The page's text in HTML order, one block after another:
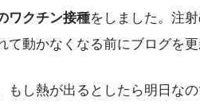
ワクチン接種をしました。注
て動かなくなる前にブログを更
し熱が出るとしたら明日なの